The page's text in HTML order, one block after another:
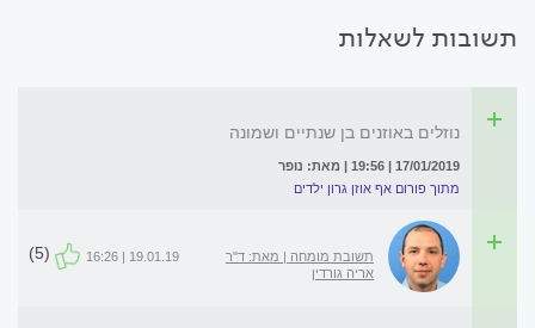
תשובות לשאלות
נוזלים באוזנים בן שנתיים ושמונה
17/01/2019 | 19:56 | מאת: נופר
מתוך פורום אף אוזן גרון ילדים
תשובת מומחה | מאת: ד"ר
אריה גורדין
19.01.19 | 16:26
(5)